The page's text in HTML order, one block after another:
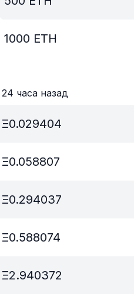
1000 ETH
24 часа назад
Ξ0.029404
Ξ0.058807
Ξ0.294037
Ξ0.588074
Ξ2.940372